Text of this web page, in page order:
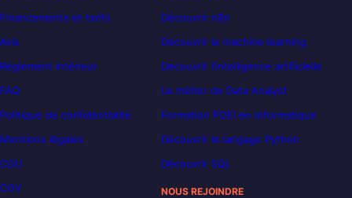
Financements et tarifs
Avis
Règlement intérieur
FAQ
Politique de confidentialité
Mentions légales
CGU
CGV
Découvrir n8n
Découvrir le machine learning
Découvrir l’intelligence artificielle
Le métier de Data Analyst
Formation POEI en informatique
Découvrir le langage Python
Découvrir SQL
NOUS REJOINDRE